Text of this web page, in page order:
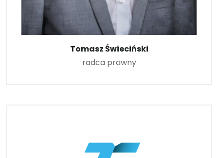
Tomasz Świeciński
radca prawny